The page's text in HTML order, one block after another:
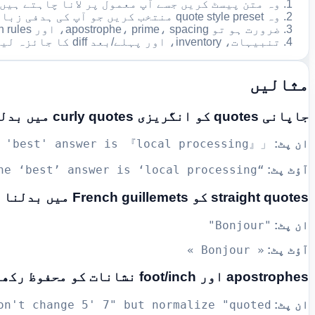
وہ متن پیسٹ کریں جسے آپ معمول پر لانا چاہتے
وہ quote style preset منتخب کریں جو آپ کی ہدفی زبان یا style guide سے میل کھاتا ہو۔
ضرورت ہو تو apostrophe، prime، spacing، اور protection rules کو ایڈجسٹ کریں۔
تنبیہات، inventory، اور پہلے/بعد diff کا جائزہ لیں، پھر معمول پر لایا گیا output کاپی کریں۔
مثالیں
جاپانی quotes کو انگریزی curly quotes میں بدلنا
ان پٹ: 「The 'best' answer is 『local processing』.」
آؤٹ پٹ: “The ‘best’ answer is ‘local processing’.”
straight quotes کو French guillemets میں بدلنا
ان پٹ: "Bonjour"
آؤٹ پٹ: « Bonjour »
apostrophes اور foot/inch نشانات کو محفوظ رکھنا
ان پٹ: change 5' 7" but normalize "quoted"